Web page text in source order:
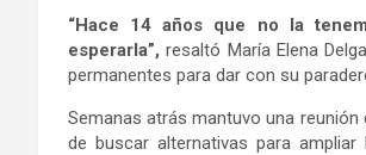
“Hace 14 años que no la
esperarla”,resaltó María Elena
permanentes para dar con su
Semanas atrás mantuvo una
de buscar alternativas para